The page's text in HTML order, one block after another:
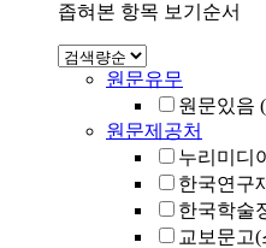
좁혀본 항목 보기순서
원문유무
원문있음
원문제공처
누리미디
한국연구
한국학술
교보문고